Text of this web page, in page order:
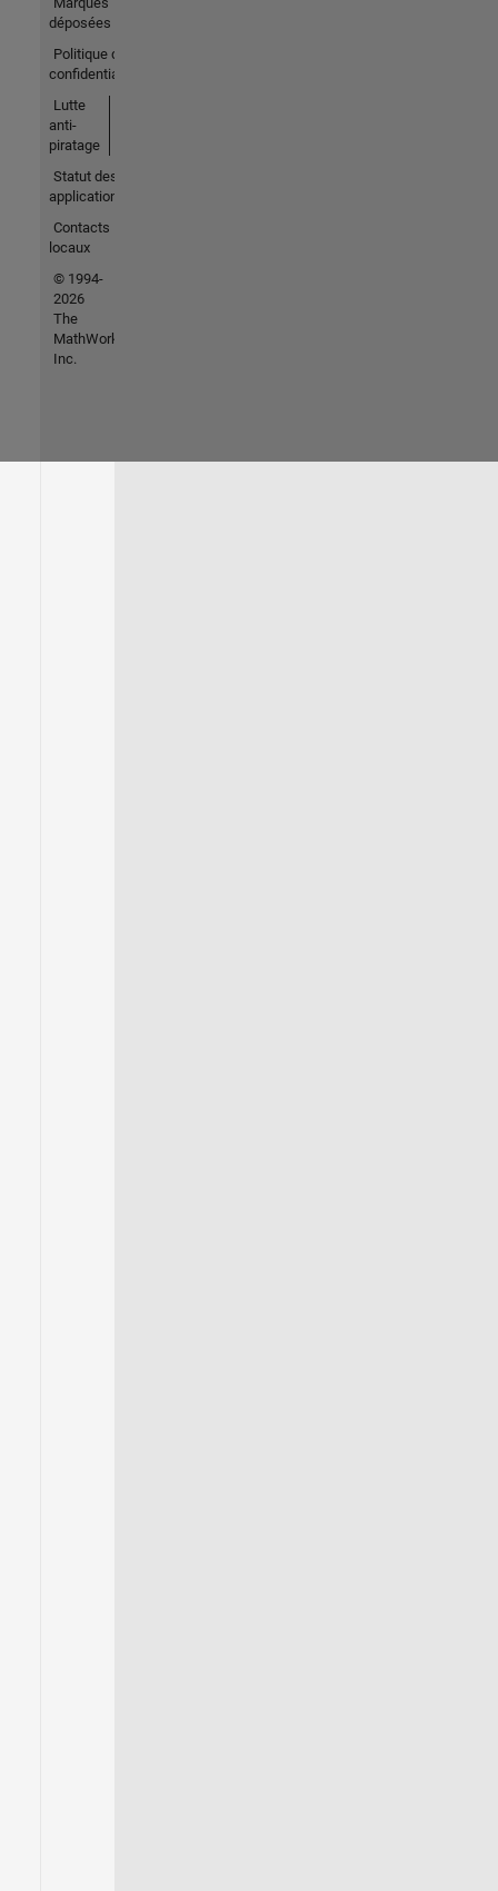
déposées
Politique de
confidentialité
Lutte
anti-
piratage
Statut des
applications
Contacts
locaux
© 1994-
2026
The
MathWorks,
Inc.